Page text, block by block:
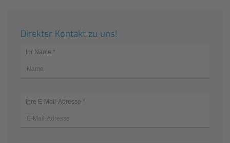
Direkter Kontakt zu uns!
Ihr Name *
Ihre E-Mail-Adresse *